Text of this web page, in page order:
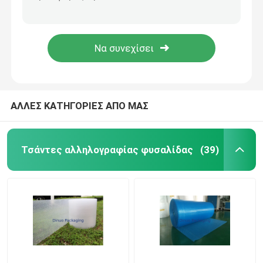
πολυ mailers φυσαλίδων
Πολυ τσάντες Mailer
ΑΛΛΕΣ ΚΑΤΗΓΟΡΙΕΣ ΑΠΟ ΜΑΣ
Τσάντες αλληλογραφίας φυσαλίδας (39)